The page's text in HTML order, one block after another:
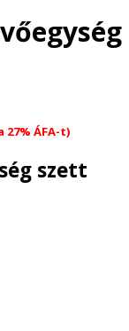
ÁFA-t)
szett